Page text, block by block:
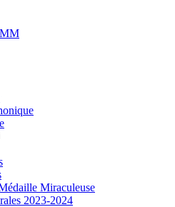
Miraculeuse
2023-2024